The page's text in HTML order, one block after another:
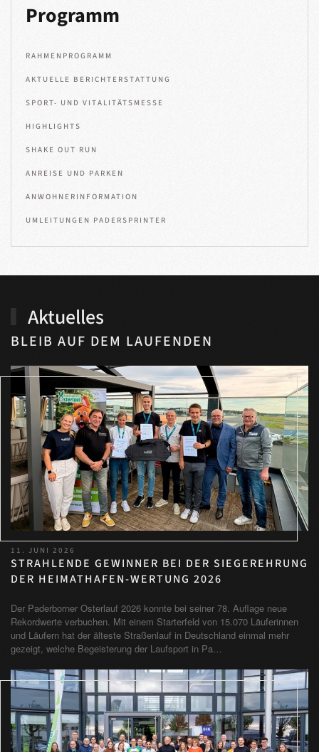
Programm
RAHMENPROGRAMM
AKTUELLE BERICHTERSTATTUNG
SPORT- UND VITALITÄTSMESSE
HIGHLIGHTS
SHAKE OUT RUN
ANREISE UND PARKEN
ANWOHNERINFORMATION
UMLEITUNGEN PADERSPRINTER
Aktuelles
BLEIB AUF DEM LAUFENDEN
11. JUNI 2026
STRAHLENDE GEWINNER BEI DER SIEGEREHRUNG
DER HEIMATHAFEN-WERTUNG 2026
Der Paderborner Osterlauf 2026 konnte bei seiner 78. Auflage neue
Rekordwerte verbuchen. Mit einem Starterfeld von 15.070 Läuferinnen
und Läufern hat der älteste Straßenlauf in Deutschland einmal mehr
gezeigt, welche Begeisterung der Laufsport in Pa…